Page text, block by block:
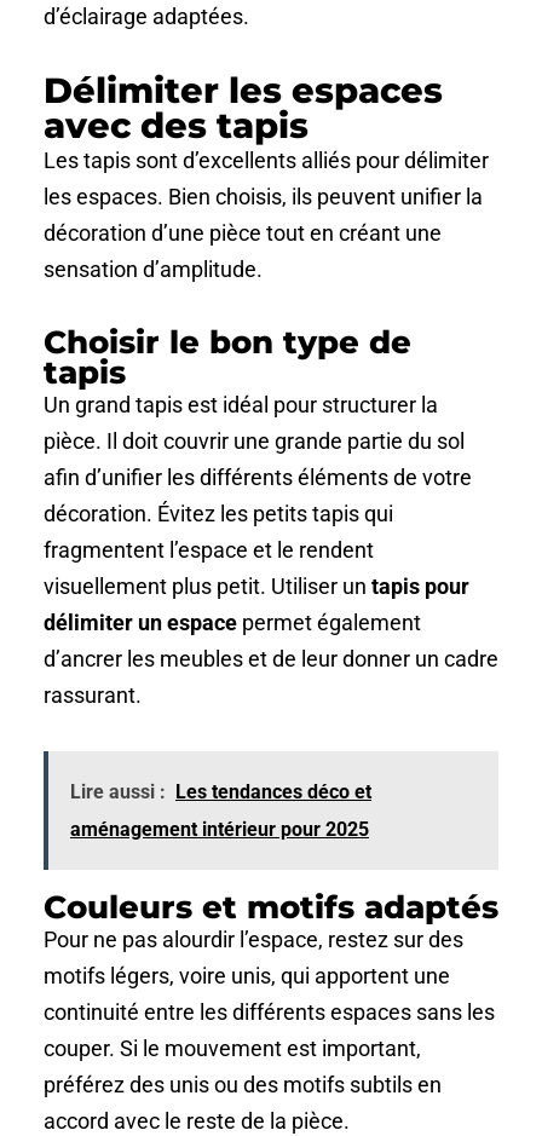
d’éclairage adaptées.
Délimiter les espaces
avec des tapis
Les tapis sont d’excellents alliés pour délimiter
les espaces. Bien choisis, ils peuvent unifier la
décoration d’une pièce tout en créant une
sensation d’amplitude.
Choisir le bon type de
tapis
Un grand tapis est idéal pour structurer la
pièce. Il doit couvrir une grande partie du sol
afin d’unifier les différents éléments de votre
décoration. Évitez les petits tapis qui
fragmentent l’espace et le rendent
visuellement plus petit. Utiliser un tapis pour
délimiter un espace permet également
d’ancrer les meubles et de leur donner un cadre
rassurant.
Lire aussi : Les tendances déco et
aménagement intérieur pour 2025
Couleurs et motifs adaptés
Pour ne pas alourdir l’espace, restez sur des
motifs légers, voire unis, qui apportent une
continuité entre les différents espaces sans les
couper. Si le mouvement est important,
préférez des unis ou des motifs subtils en
accord avec le reste de la pièce.